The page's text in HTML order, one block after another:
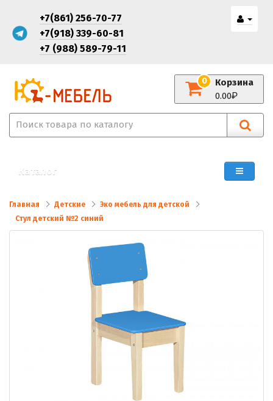
+7(861) 256-70-77
+7(918) 339-60-81
+7 (988) 589-79-11
Корзина
0
0.00
Каталог
Главная Детские
Эко мебель для детской
Стул детский №2 синий